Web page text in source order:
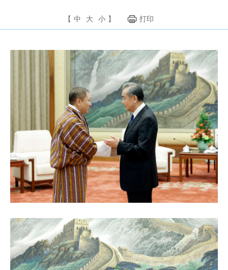
【 中 大 小 】 打印